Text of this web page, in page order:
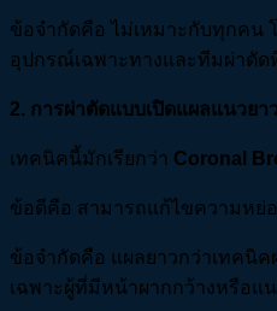
ข้อจำกัดคือ ไม่เหมาะกับทุกคน
อุปกรณ์เฉพาะทางและทีมผ่าตั
2. การผ่าตัดแบบเปิดแผลแนวย
เทคนิคนี้มักเรียกว่า Coronal
ข้อดีคือ สามารถแก้ไขความหย่
ข้อจำกัดคือ แผลยาวกว่าเทคนิ
เฉพาะผู้ที่มีหน้าผากกว้างหรือแ